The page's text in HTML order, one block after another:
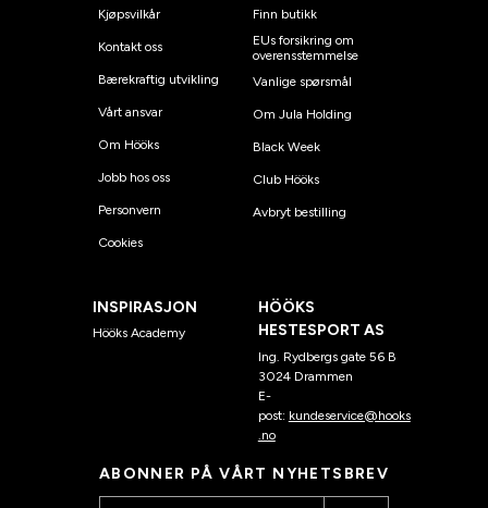
Kjøpsvilkår
Kontakt oss
Bærekraftig utvikling
Vårt ansvar
Om Hööks
Jobb hos oss
Personvern
Cookies
Finn butikk
EUs forsikring om
overensstemmelse
Vanlige spørsmål
Om Jula Holding
Black Week
Club Hööks
Avbryt bestilling
INSPIRASJON
Hööks Academy
HÖÖKS
HESTESPORT AS
Ing. Rydbergs gate 56 B
3024 Drammen
E-
post: kundeservice@hooks
.no
ABONNER PÅ VÅRT NYHETSBREV